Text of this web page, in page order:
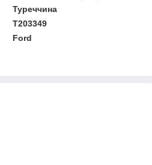
Туреччина
T203349
Ford